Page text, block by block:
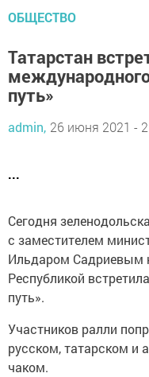
ОБЩЕСТВО
Татарстан
путь»
admin, 26 июня 2021 -
...
Сегодня
с заместителем
Ильдаром Садриевым
Республикой
путь».
Участников ралли
русском, татарском и
чаком.